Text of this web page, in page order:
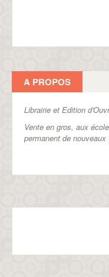
A PROPOS
Librairie et Edition
Vente en gros, aux
permanent de nouveaux